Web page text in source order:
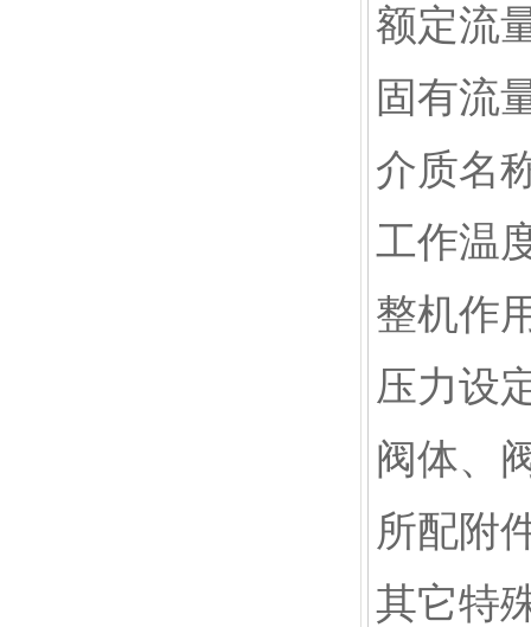
额定流
固有流
介质名
工作温
整机作
压力设
阀体、
所配附
其它特